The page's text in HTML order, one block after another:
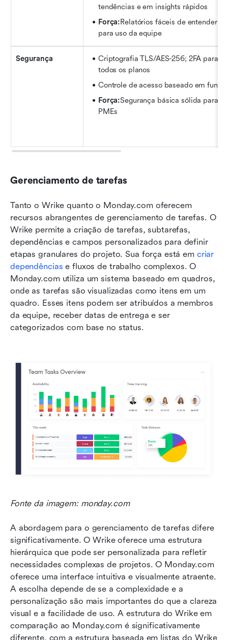
tendências e em insights rápidos
Força:Relatórios fáceis de entender
para uso da equipe
Segurança
Criptografia TLS/AES-256; 2FA para
todos os planos
Controle de acesso baseado em
Força:Segurança básica sólida para
PMEs
Gerenciamento de tarefas
Tanto o Wrike quanto o Monday.com oferecem
recursos abrangentes de gerenciamento de tarefas. O
Wrike permite a criação de tarefas, subtarefas,
dependências e campos personalizados para definir
etapas granulares do projeto. Sua força está em criar
dependências e fluxos de trabalho complexos. O
Monday.com utiliza um sistema baseado em quadros,
onde as tarefas são visualizadas como itens em um
quadro. Esses itens podem ser atribuídos a membros
da equipe, receber datas de entrega e ser
categorizados com base no status.
Fonte da imagem: monday.com
A abordagem para o gerenciamento de tarefas difere
significativamente. O Wrike oferece uma estrutura
hierárquica que pode ser personalizada para refletir
necessidades complexas de projetos. O Monday.com
oferece uma interface intuitiva e visualmente atraente.
A escolha depende de se a complexidade e a
personalização são mais importantes do que a clareza
visual e a facilidade de uso. A estrutura do Wrike em
comparação ao Monday.com é significativamente
diferente, com a estrutura baseada em listas do Wrike